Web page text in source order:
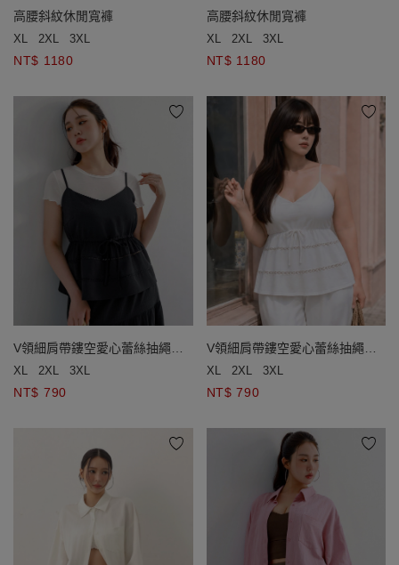
高腰斜紋休閒寬褲
XL 2XL 3XL
NT$ 1180
高腰斜紋休閒寬褲
XL 2XL 3XL
NT$ 1180
V領細肩帶鏤空愛心蕾絲抽繩收
腰傘擺背心(附胸墊)
XL 2XL 3XL
NT$ 790
V領細肩帶鏤空愛心蕾絲抽繩收
腰傘擺背心(附胸墊)
XL 2XL 3XL
NT$ 790